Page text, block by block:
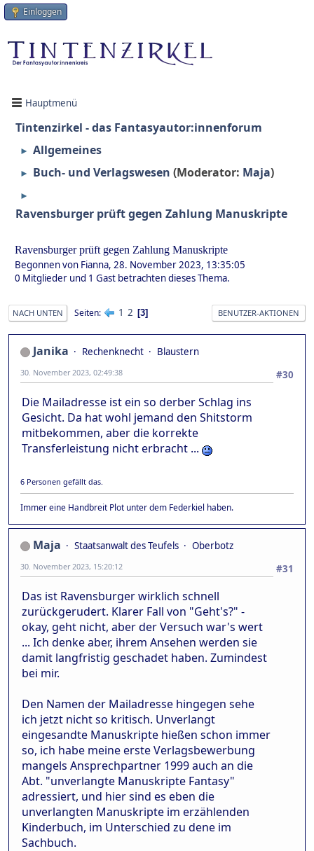
Einloggen
Hauptmenü
Tintenzirkel - das Fantasyautor:innenforum
► Allgemeines
► Buch- und Verlagswesen (Moderator: Maja)
►
Ravensburger prüft gegen Zahlung Manuskripte
Ravensburger prüft gegen Zahlung Manuskripte
Begonnen von Fianna, 28. November 2023, 13:35:05
0 Mitglieder und 1 Gast betrachten dieses Thema.
NACH UNTEN Seiten 1 2 3 BENUTZER-AKTIONEN
Janika Rechenknecht
Blaustern
#30
30. November 2023, 02:49:38
Die Mailadresse ist ein so derber Schlag ins
Gesicht. Da hat wohl jemand den Shitstorm
mitbekommen, aber die korrekte
Transferleistung nicht erbracht ...
6 Personen gefällt das.
Immer eine Handbreit Plot unter dem Federkiel haben.
Maja Staatsanwalt des Teufels
Oberbotz
#31
30. November 2023, 15:20:12
Das ist Ravensburger wirklich schnell
zurückgerudert. Klarer Fall von "Geht's?" -
okay, geht nicht, aber der Versuch war's wert
... Ich denke aber, ihrem Ansehen werden sie
damit langfristig geschadet haben. Zumindest
bei mir.
Den Namen der Mailadresse hingegen sehe
ich jetzt nicht so kritisch. Unverlangt
eingesandte Manuskripte hießen schon immer
so, ich habe meine erste Verlagsbewerbung
mangels Ansprechpartner 1999 auch an die
Abt. "unverlangte Manuskripte Fantasy"
adressiert, und hier sind es eben die
unverlangten Manuskripte im erzählenden
Kinderbuch, im Unterschied zu dene im
Sachbuch.